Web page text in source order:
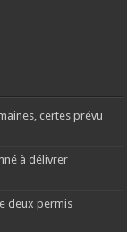
certes prévu
à délivrer
deux permis